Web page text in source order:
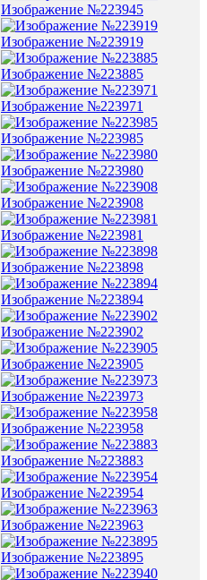
Изображение №223945
Изображение №223919
Изображение №223885
Изображение №223971
Изображение №223985
Изображение №223980
Изображение №223908
Изображение №223981
Изображение №223898
Изображение №223894
Изображение №223902
Изображение №223905
Изображение №223973
Изображение №223958
Изображение №223883
Изображение №223954
Изображение №223963
Изображение №223895